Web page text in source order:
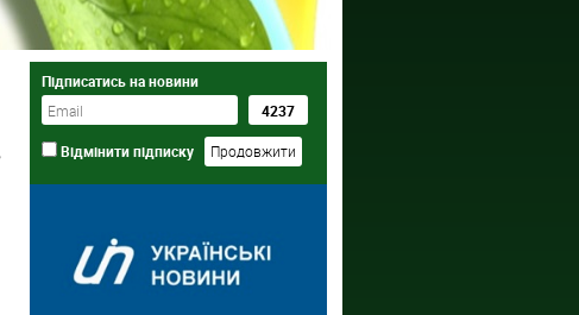
Підписатись на новини
Відмінити підписку